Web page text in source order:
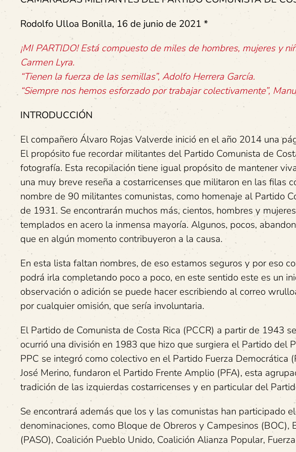
Rodolfo Ulloa Bonilla, 16 de junio de 2021 *
¡MI PARTIDO! Está compuesto de miles de hombres, mujeres y
Carmen Lyra.
“Tienen la fuerza de las semillas”, Adolfo Herrera García.
“Siempre nos hemos esforzado por trabajar colectivamente”,
INTRODUCCIÓN
El compañero Álvaro Rojas Valverde inició en el año 2014 una
El propósito fue recordar militantes del Partido Comunista de
fotografía. Esta recopilación tiene igual propósito de mantener
una muy breve reseña a costarricenses que militaron en las filas
nombre de 90 militantes comunistas, como homenaje al Partido
de 1931. Se encontrarán muchos más, cientos, hombres y
templados en acero la inmensa mayoría. Algunos, pocos,
que en algún momento contribuyeron a la causa.
En esta lista faltan nombres, de eso estamos seguros y por eso
podrá irla completando poco a poco, en este sentido este es un
observación o adición se puede hacer escribiendo al correo
por cualquier omisión, que sería involuntaria.
El Partido de Comunista de Costa Rica (PCCR) a partir de 1943
ocurrió una división en 1983 que hizo que surgiera el Partido del
PPC se integró como colectivo en el Partido Fuerza Democrática
José Merino, fundaron el Partido Frente Amplio (PFA), esta
tradición de las izquierdas costarricenses y en particular del
Se encontrará además que los y las comunistas han participado
denominaciones, como Bloque de Obreros y Campesinos
(PASO), Coalición Pueblo Unido, Coalición Alianza Popular,